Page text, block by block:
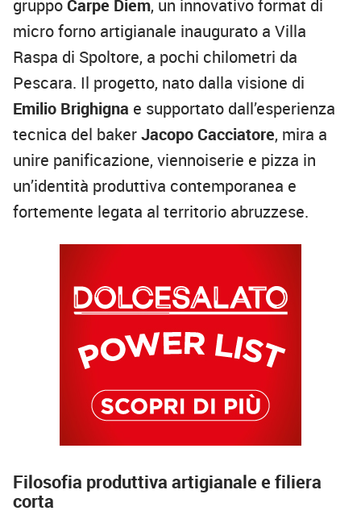
gruppo Carpe Diem, un innovativo format di
micro forno artigianale inaugurato a Villa
Raspa di Spoltore, a pochi chilometri da
Pescara. Il progetto, nato dalla visione di
Emilio Brighigna e supportato dall’esperienza
tecnica del bakerJacopo Cacciatore, mira a
unire panificazione, viennoiserie e pizza in
un’identità produttiva contemporanea e
fortemente legata al territorio abruzzese.
Filosofia produttiva artigianale e filiera
corta